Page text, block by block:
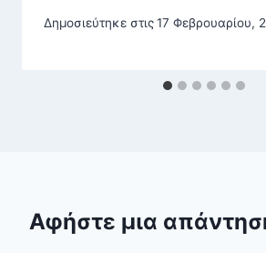
Δημοσιεύτηκε στις17 Φεβρουαρίου,
Αφήστε μια